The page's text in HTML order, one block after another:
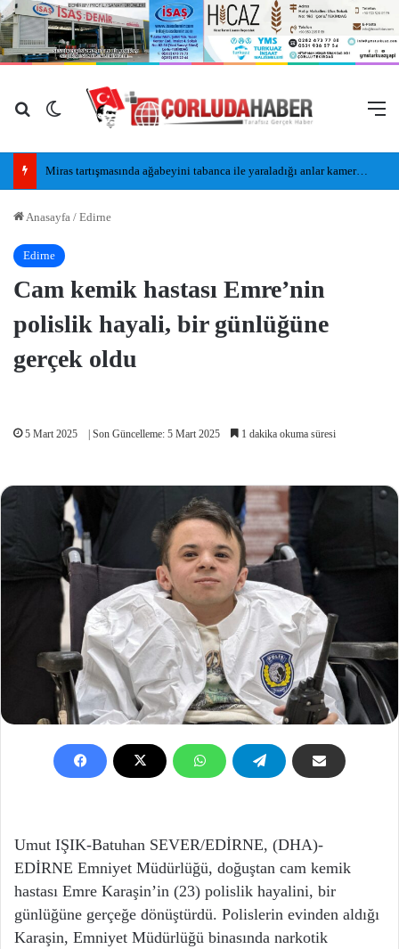
Arama yap ...
Dış görünümü değiştir
Miras tartışmasında ağabeyini tabanca ile yaraladığı anlar kamerada
Anasayfa / Edirne
Edirne
Cam kemik hastası Emre’nin
polislik hayali, bir günlüğüne
gerçek oldu
5 Mart 2025 | Son Güncelleme: 5 Mart 2025 1 dakika okuma süresi
Umut IŞIK-Batuhan SEVER/EDİRNE, (DHA)-
EDİRNE Emniyet Müdürlüğü, doğuştan cam kemik
hastası Emre Karaşin’in (23) polislik hayalini, bir
günlüğüne gerçeğe dönüştürdü. Polislerin evinden aldığı
Karaşin, Emniyet Müdürlüğü binasında narkotik